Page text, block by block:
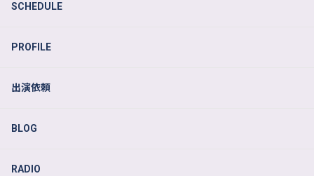
SCHEDULE
PROFILE
出演依頼
BLOG
RADIO